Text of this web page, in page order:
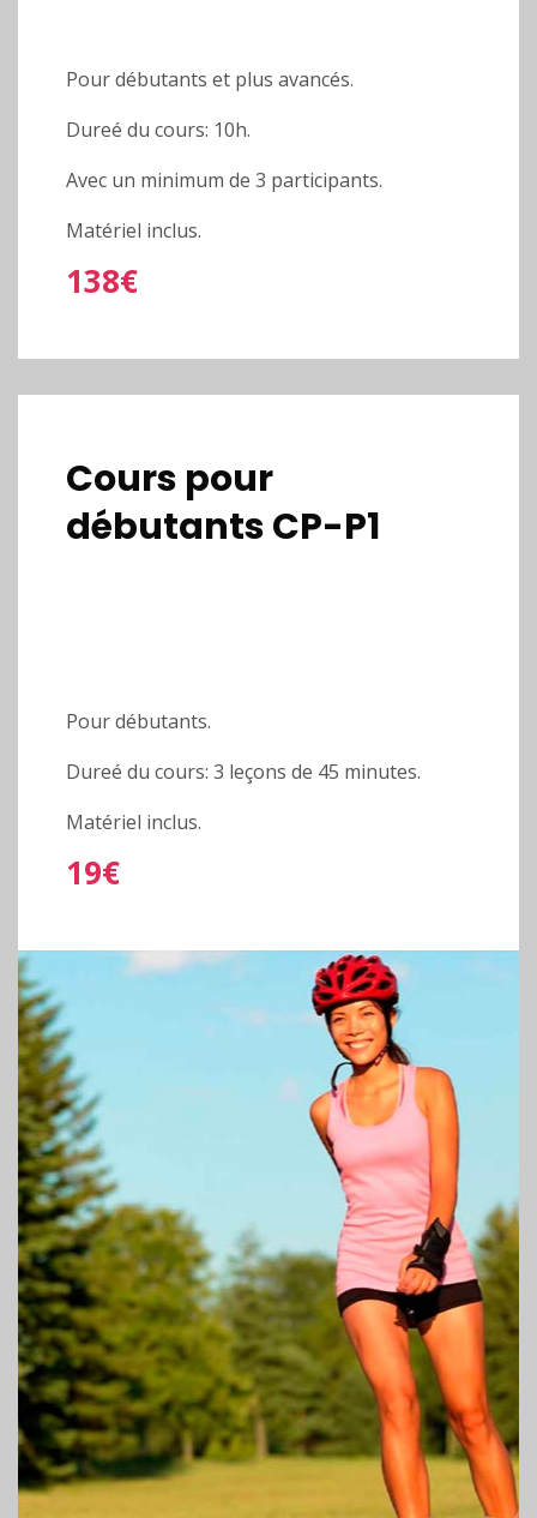
Pour débutants et plus avancés.
Dureé du cours: 10h.
Avec un minimum de 3 participants.
Matériel inclus.
138€
Cours pour
débutants CP-P1
Pour débutants.
Dureé du cours: 3 leçons de 45 minutes.
Matériel inclus.
19€